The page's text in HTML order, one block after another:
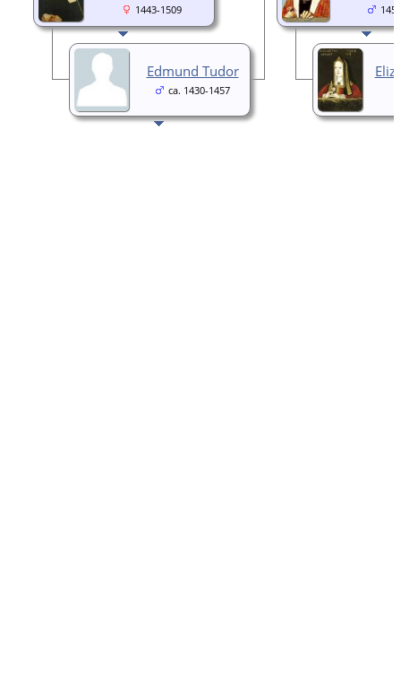
1443-1509
Edmund Tudor
ca. 1430-1457